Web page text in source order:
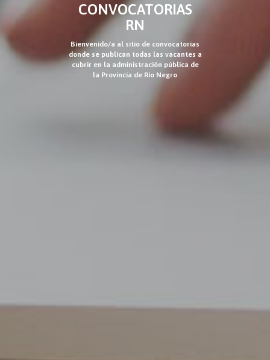
CONVOCATORIAS
RN
Bienvenido/a al sitio de convocatorias
donde se publican todas las vacantes a
cubrir en la administración pública de
la Provincia de Río Negro